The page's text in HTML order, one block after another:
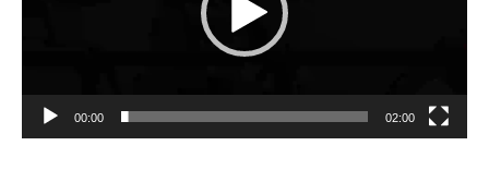
00:00 02:00